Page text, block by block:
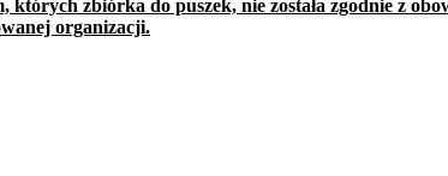
których zbiórka do puszek, nie została zgodnie z
organizacji.